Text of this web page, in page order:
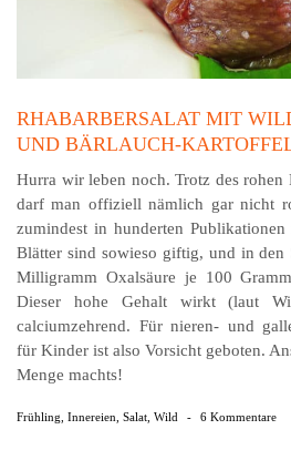
RHABARBERSALAT MIT
UND BÄRLAUCH-
Hurra wir leben noch. Trotz des rohen
darf man offiziell nämlich gar nicht
zumindest in hunderten
Blätter sind sowieso giftig, und in den
Milligramm Oxal­säure je 100
Dieser hohe Gehalt wirkt (laut
calciumzehrend. Für nieren- und
für Kinder ist also Vorsicht geboten.
Menge machts!
Frühling Innereien Salat Wild - 6 Kommentare